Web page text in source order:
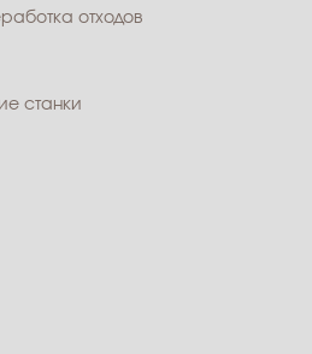
отходов
станки